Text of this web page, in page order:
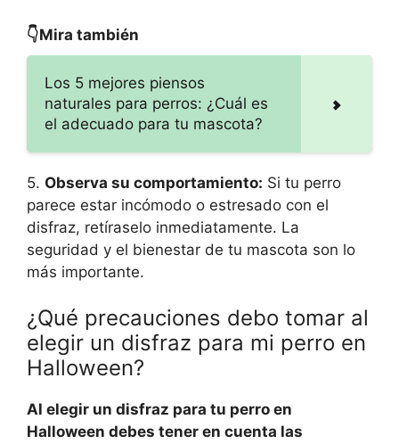
👇Mira también
Los 5 mejores piensos
naturales para perros: ¿Cuál es
el adecuado para tu mascota?
5. Observa su comportamiento: Si tu perro
parece estar incómodo o estresado con el
disfraz, retíraselo inmediatamente. La
seguridad y el bienestar de tu mascota son lo
más importante.
¿Qué precauciones debo tomar al
elegir un disfraz para mi perro en
Halloween?
Al elegir un disfraz para tu perro en
Halloween debes tener en cuenta las